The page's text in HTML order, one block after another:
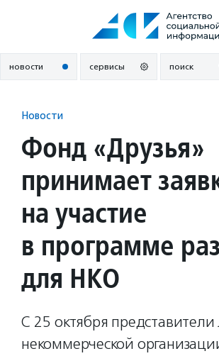
новости сервисы поиск
Новости
Фонд «Друзья»
принимает
на участие
в программе
для НКО
С 25 октября
некоммерческой